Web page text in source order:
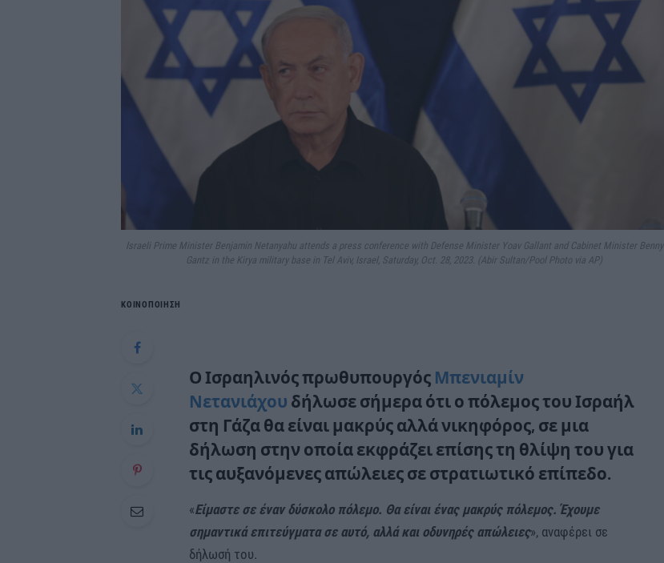
Israeli Prime Minister Benjamin Netanyahu attends a press conference with Defense Minister Yoav Gallant and Cabinet Minister Benny
Gantz in the Kirya military base in Tel Aviv, Israel, Saturday, Oct. 28, 2023. (Abir Sultan/Pool Photo via AP)
ΚΟΙΝΟΠΟΙΗΣΗ
Ο Ισραηλινός πρωθυπουργός Μπενιαμίν
Νετανιάχου δήλωσε σήμερα ότι ο πόλεμος του Ισραήλ
στη Γάζα θα είναι μακρύς αλλά νικηφόρος, σε μια
δήλωση στην οποία εκφράζει επίσης τη θλίψη του για
τις αυξανόμενες απώλειες σε στρατιωτικό επίπεδο.
«Είμαστε σε έναν δύσκολο πόλεμο. Θα είναι ένας μακρύς πόλεμος. Έχουμε
σημαντικά επιτεύγματα σε αυτό, αλλά και οδυνηρές απώλειες», αναφέρει σε
δήλωσή του.